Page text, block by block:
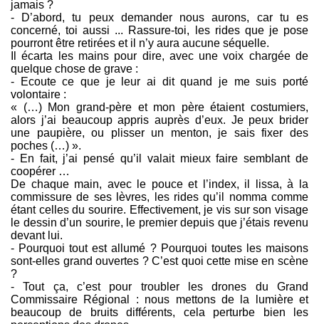
jamais ?
- D’abord, tu peux demander nous aurons, car tu es
concerné, toi aussi ... Rassure-toi, les rides que je pose
pourront être retirées et il n’y aura aucune séquelle.
Il écarta les mains pour dire, avec une voix chargée de
quelque chose de grave :
- Ecoute ce que je leur ai dit quand je me suis porté
volontaire :
« (…) Mon grand-père et mon père étaient costumiers,
alors j’ai beaucoup appris auprès d’eux. Je peux brider
une paupière, ou plisser un menton, je sais fixer des
poches (…) ».
- En fait, j’ai pensé qu’il valait mieux faire semblant de
coopérer …
De chaque main, avec le pouce et l’index, il lissa, à la
commissure de ses lèvres, les rides qu’il nomma comme
étant celles du sourire. Effectivement, je vis sur son visage
le dessin d’un sourire, le premier depuis que j’étais revenu
devant lui.
- Pourquoi tout est allumé ? Pourquoi toutes les maisons
sont-elles grand ouvertes ? C’est quoi cette mise en scène
?
- Tout ça, c’est pour troubler les drones du Grand
Commissaire Régional : nous mettons de la lumière et
beaucoup de bruits différents, cela perturbe bien les